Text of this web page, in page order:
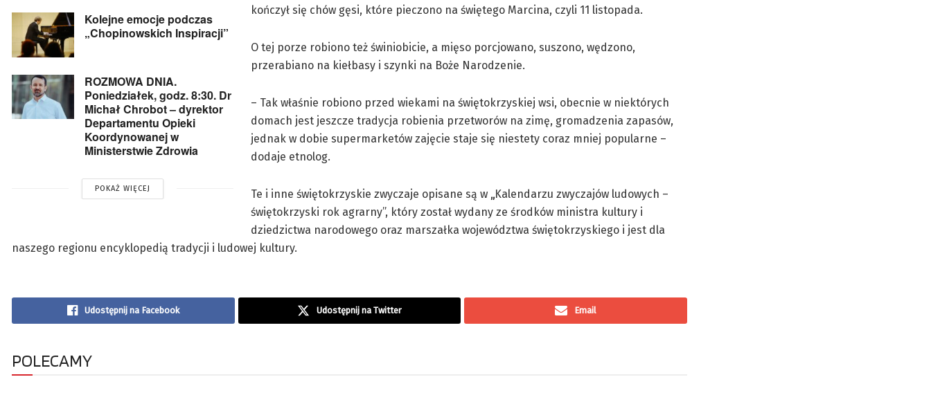
Kolejne emocje podczas
„Chopinowskich Inspiracji”
ROZMOWA DNIA.
Poniedziałek, godz. 8:30. Dr
Michał Chrobot – dyrektor
Departamentu Opieki
Koordynowanej w
Ministerstwie Zdrowia
POKAŻ WIĘCEJ
kończył się chów gęsi, które pieczono na świętego Marcina, czyli 11 listopada.
O tej porze robiono też świniobicie, a mięso porcjowano, suszono, wędzono,
przerabiano na kiełbasy i szynki na Boże Narodzenie.
– Tak właśnie robiono przed wiekami na świętokrzyskiej wsi, obecnie w niektórych
domach jest jeszcze tradycja robienia przetworów na zimę, gromadzenia zapasów,
jednak w dobie supermarketów zajęcie staje się niestety coraz mniej popularne –
dodaje etnolog.
Te i inne świętokrzyskie zwyczaje opisane są w „Kalendarzu zwyczajów ludowych –
świętokrzyski rok agrarny”, który został wydany ze środków ministra kultury i
dziedzictwa narodowego oraz marszałka województwa świętokrzyskiego i jest dla
naszego regionu encyklopedią tradycji i ludowej kultury.
Udostępnij na Facebook Udostępnij na Twitter Email
POLECAMY